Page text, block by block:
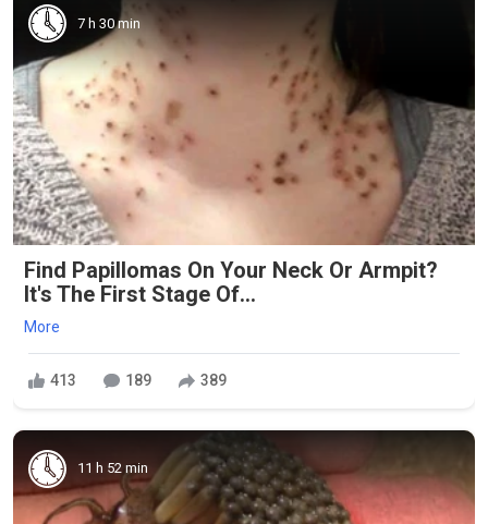
7 h 30 min
Find Papillomas On Your Neck Or Armpit?
It's The First Stage Of...
More
413 189 389
11 h 52 min